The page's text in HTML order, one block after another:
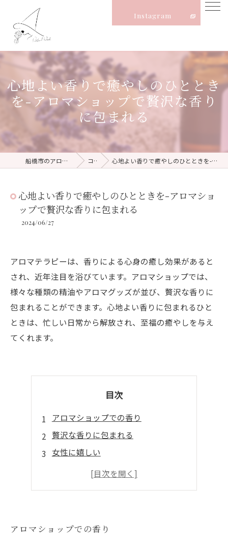
Instagram
心地よい香りで癒やしのひととき
を-アロマショップで贅沢な香り
に包まれる
船橋市のアロマならNatural Witch コラム 心地よい香りで癒やしのひとときを-アロマショップで贅沢な香りに包まれる
心地よい香りで癒やしのひとときを-アロマショ
ップで贅沢な香りに包まれる
2024/06/27
アロマテラピーは、香りによる心身の癒し効果があると
され、近年注目を浴びています。アロマショップでは、
様々な種類の精油やアロマグッズが並び、贅沢な香りに
包まれることができます。心地よい香りに包まれるひと
ときは、忙しい日常から解放され、至福の癒やしを与え
てくれます。
目次
アロマショップでの香り
贅沢な香りに包まれる
女性に嬉しい
ストレス解消にも
アロマショップでの香り